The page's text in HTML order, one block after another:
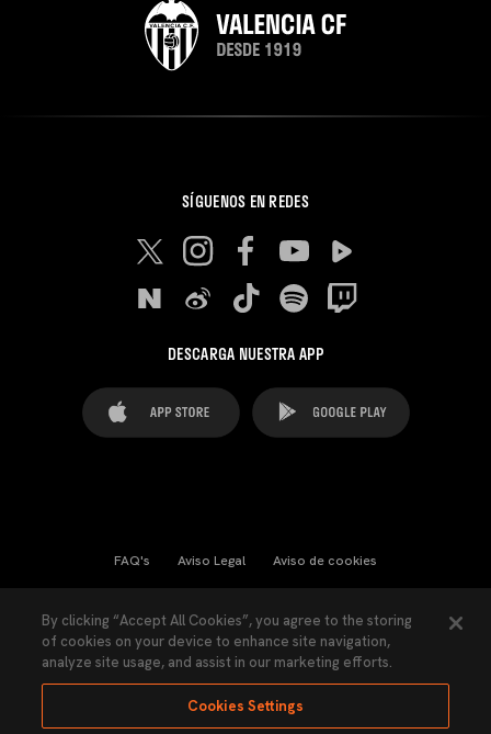
SÍGUENOS EN REDES
DESCARGA NUESTRA APP
FAQ's Aviso Legal Aviso de cookies
Ley Transparencia Política de Privacidad
Accesibilidad
By clicking “Accept All Cookies”, you agree to the storing
of cookies on your device to enhance site navigation,
analyze site usage, and assist in our marketing efforts.
Cookies Settings